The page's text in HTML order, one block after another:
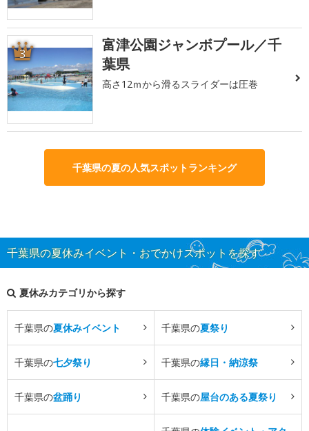
3
富津公園ジャンボプール／千
葉県
高さ12ｍから滑るスライダーは圧巻
千葉県の夏の人気スポットランキング
千葉県の夏休みイベント・おでかけスポットを探す
夏休みカテゴリから探す
千葉県の夏休みイベント 千葉県の夏祭り
千葉県の七夕祭り 千葉県の縁日・納涼祭
千葉県の盆踊り 千葉県の屋台のある夏祭り